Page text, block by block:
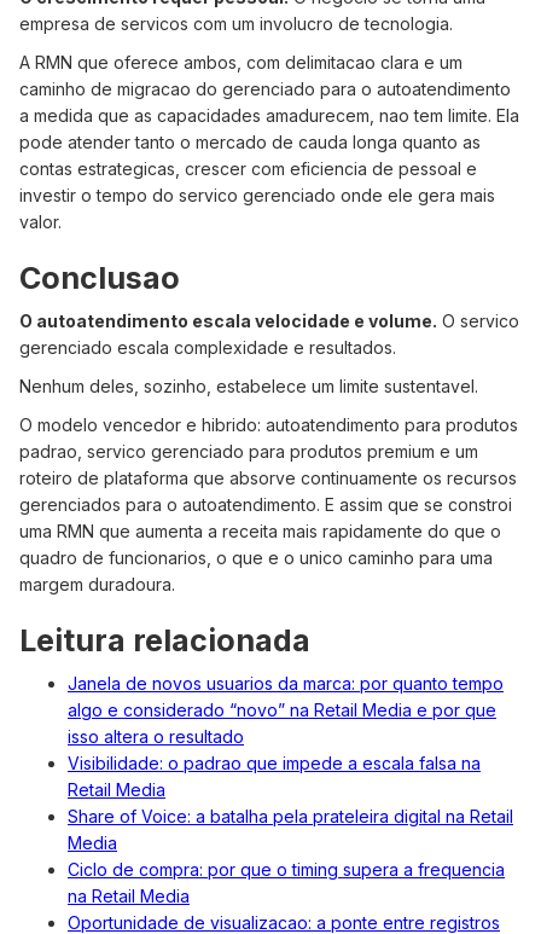
empresa de servicos com um involucro de tecnologia.
A RMN que oferece ambos, com delimitacao clara e um
caminho de migracao do gerenciado para o autoatendimento
a medida que as capacidades amadurecem, nao tem limite. Ela
pode atender tanto o mercado de cauda longa quanto as
contas estrategicas, crescer com eficiencia de pessoal e
investir o tempo do servico gerenciado onde ele gera mais
valor.
Conclusao
O autoatendimento escala velocidade e volume. O servico
gerenciado escala complexidade e resultados.
Nenhum deles, sozinho, estabelece um limite sustentavel.
O modelo vencedor e hibrido: autoatendimento para produtos
padrao, servico gerenciado para produtos premium e um
roteiro de plataforma que absorve continuamente os recursos
gerenciados para o autoatendimento. E assim que se constroi
uma RMN que aumenta a receita mais rapidamente do que o
quadro de funcionarios, o que e o unico caminho para uma
margem duradoura.
Leitura relacionada
Janela de novos usuarios da marca: por quanto tempo
algo e considerado “novo” na Retail Media e por que
isso altera o resultado
Visibilidade: o padrao que impede a escala falsa na
Retail Media
Share of Voice: a batalha pela prateleira digital na Retail
Media
Ciclo de compra: por que o timing supera a frequencia
na Retail Media
Oportunidade de visualizacao: a ponte entre registros